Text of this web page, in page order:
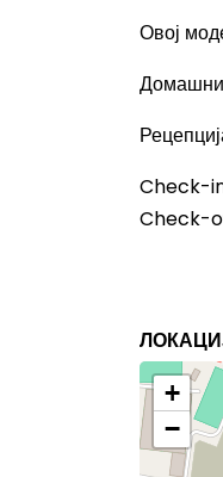
Овој
Домашни
Check-
Check-
+
−